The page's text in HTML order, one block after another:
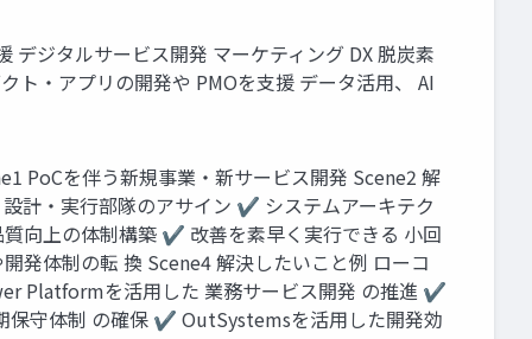
デジタルサービス開発 マーケティング DX 脱炭素
ト・アプリの開発や PMOを支援 データ活用、 AI
PoCを伴う新規事業・新サービス開発 Scene2 解
計・実行部隊のアサイン ✔ システムアーキテク
向上の体制構築 ✔ 改善を素早く実行できる 小回
発体制の転 換 Scene4 解決したいこと例 ローコ
Platformを活用した 業務サービス開発 の推進 ✔
保守体制 の確保 ✔ OutSystemsを活用した開発効